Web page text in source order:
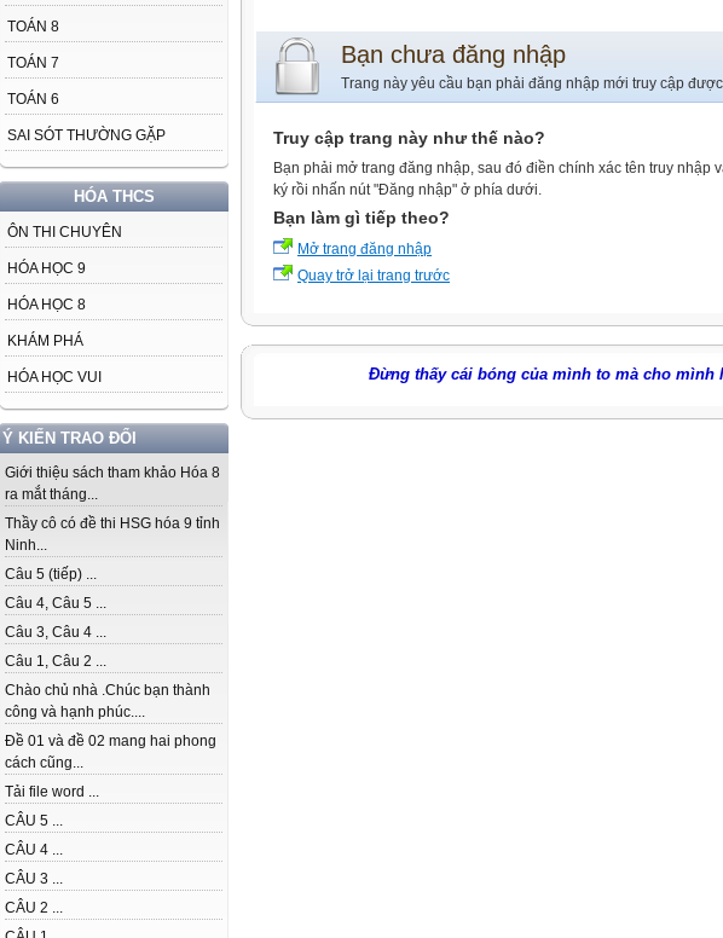
TOÁN 8
TOÁN 7
TOÁN 6
SAI SÓT THƯỜNG GẶP
HÓA THCS
ÔN THI CHUYÊN
HÓA HỌC 9
HÓA HỌC 8
KHÁM PHÁ
HÓA HỌC VUI
Ý KIẾN TRAO ĐỔI
Giới thiệu sách tham khảo Hóa 8
ra mắt tháng...
Thầy cô có đề thi HSG hóa 9 tỉnh
Ninh...
Câu 5 (tiếp) ...
Câu 4, Câu 5 ...
Câu 3, Câu 4 ...
Câu 1, Câu 2 ...
Chào chủ nhà .Chúc bạn thành
công và hạnh phúc....
Đề 01 và đề 02 mang hai phong
cách cũng...
Tải file word ...
CÂU 5 ...
CÂU 4 ...
CÂU 3 ...
CÂU 2 ...
Bạn chưa đăng nhập
Trang này yêu cầu bạn phải đăng nhập mới truy cập
Truy cập trang này như thế nào?
Bạn phải mở trang đăng nhập, sau đó điền chính xác tên truy nhập
ký rồi nhấn nút "Đăng nhập" ở phía dưới.
Bạn làm gì tiếp theo?
Mở trang đăng nhập
Quay trở lại trang trước
Đừng thấy cái bóng của mình to mà cho mình